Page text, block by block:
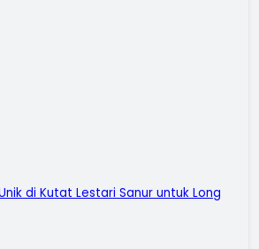
di Kutat Lestari Sanur untuk Long